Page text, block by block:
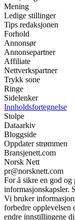
Mening
Ledige stillinger
Tips redaksjonen
Forhold
Annonsør
Annonsepartner
Affiliate
Nettverkspartner
Trykk sone
Ringe
Sidelenker
Innholdsfortegnelse
Stolpe
Dataarkiv
Bloggside
Oppdater strømmen
Bransjenett.com
Norsk Nett
pr@norsknett.com
For å sikre en god
informasjonskapsler.
Vi bruker
forbedre opplevelsen
endre innstillingene